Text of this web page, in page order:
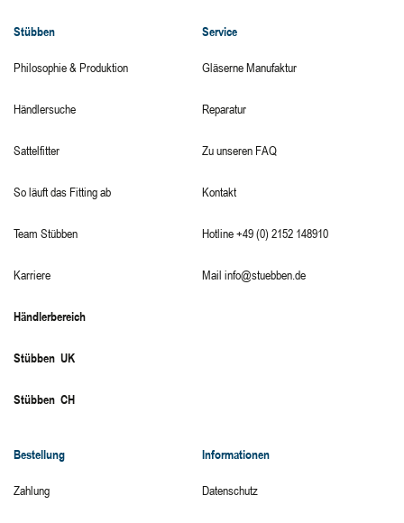
Stübben
Philosophie & Produktion
Händlersuche
Sattelfitter
So läuft das Fitting ab
Team Stübben
Karriere
Händlerbereich
Stübben UK
Stübben CH
Service
Gläserne Manufaktur
Reparatur
Zu unseren FAQ
Kontakt
Hotline +49 (0) 2152 148910
Mail info@stuebben.de
Bestellung
Zahlung
Informationen
Datenschutz